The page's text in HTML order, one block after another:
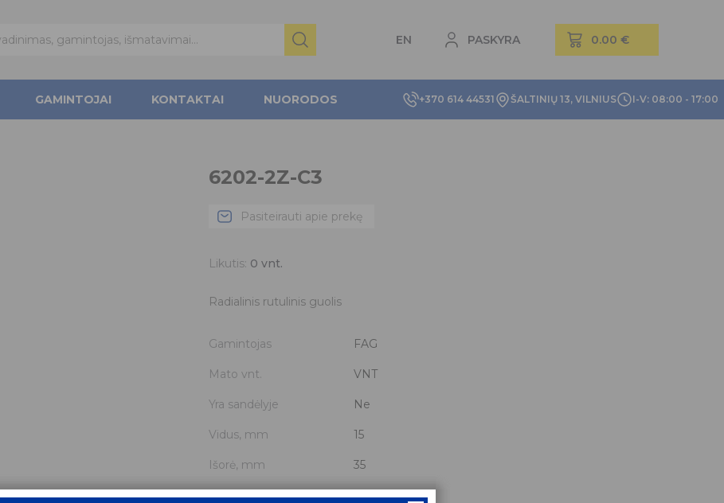
EN PASKYRA
+370 614 44531 ŠALTINIŲ 13, VILNIUS I-V: 08:00 - 17:00
GAMINTOJAI KONTAKTAI NUORODOS
6202-2Z-C3
Pasiteirauti apie prekę
Likutis: 0 vnt.
Radialinis rutulinis guolis
Gamintojas FAG
Mato vnt. VNT
Yra sandėlyje Ne
Vidus, mm 15
Išorė, mm 35
Storis, mm 11